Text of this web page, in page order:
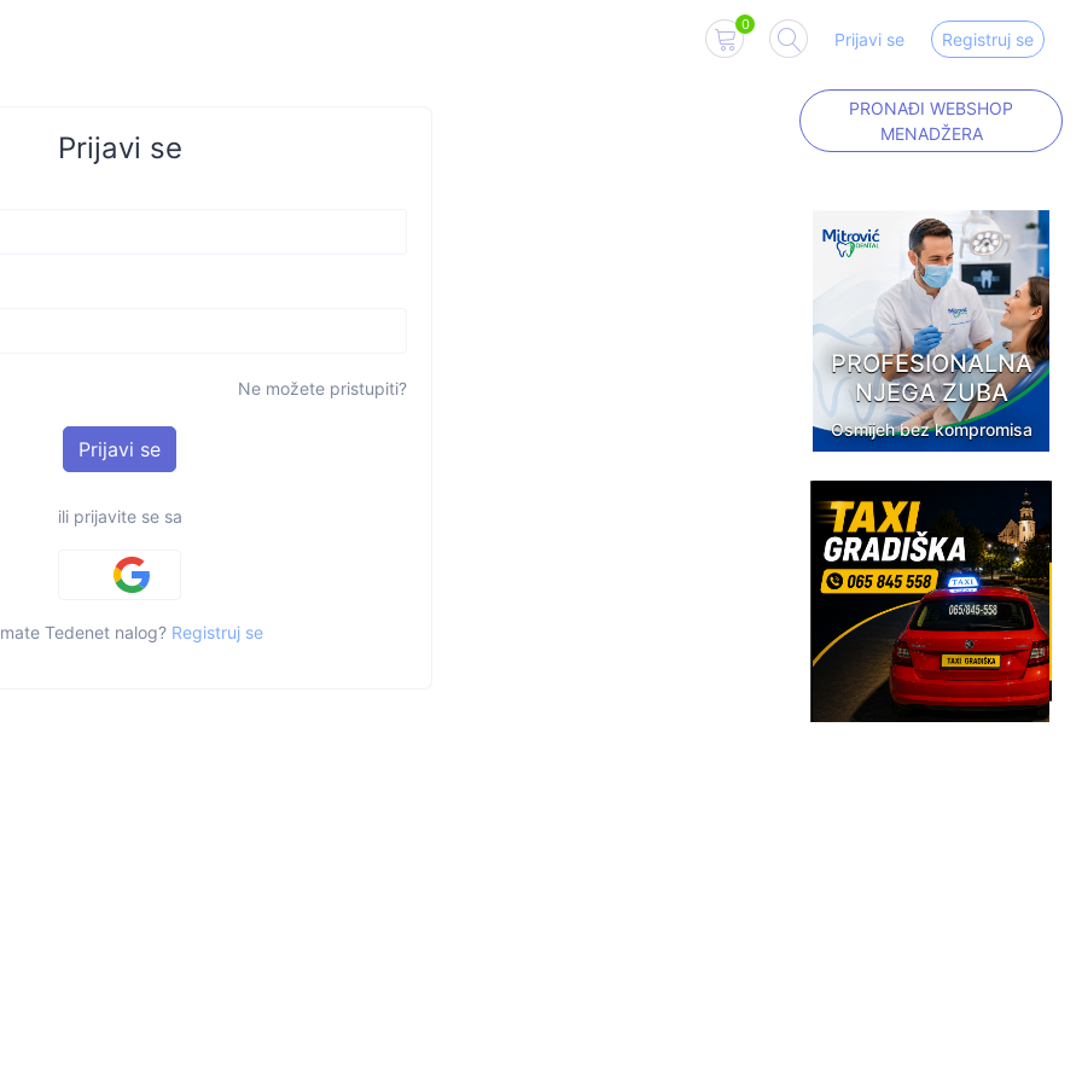
0
Prijavi se Registruj se
Prijavi se
Ne možete pristupiti?
ili prijavite se sa
Tedenet nalog? Registruj se
PRONAĐI WEBSHOP
MENADŽERA
PROFESIONALNA
NJEGA ZUBA
Osmijeh bez kompromisa